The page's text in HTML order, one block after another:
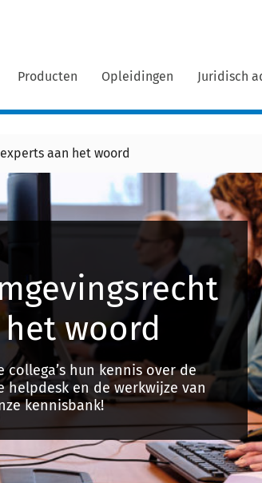
Producten Opleidingen Juridisch
aan het woord
woord
collega’s hun kennis over de
helpdesk en de werkwijze van
kennisbank!